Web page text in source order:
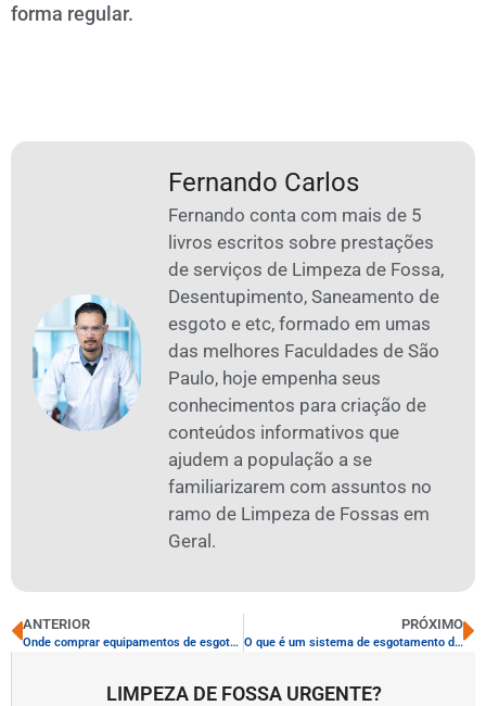
forma regular.
Fernando Carlos
Fernando conta com mais de 5
livros escritos sobre prestações
de serviços de Limpeza de Fossa,
Desentupimento, Saneamento de
esgoto e etc, formado em umas
das melhores Faculdades de São
Paulo, hoje empenha seus
conhecimentos para criação de
conteúdos informativos que
ajudem a população a se
familiarizarem com assuntos no
ramo de Limpeza de Fossas em
Geral.
ANTERIOR
Onde comprar equipamentos de esgotamento de fossas
PRÓXIMO
O que é um sistema de esgotamento de águas residuais
LIMPEZA DE FOSSA URGENTE?